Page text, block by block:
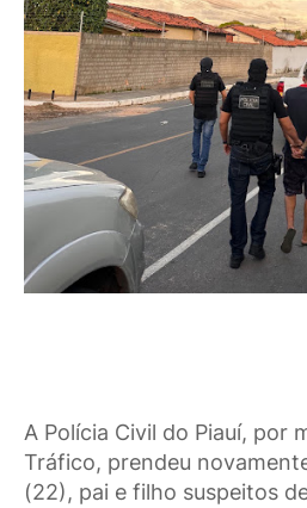
A Polícia Civil do Piauí, por
Tráfico, prendeu
(22), pai e filho suspeitos